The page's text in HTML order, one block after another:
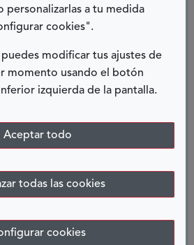
personalizarlas a tu medida
cookies".
modificar tus ajustes de
momento usando el botón
izquierda de la pantalla.
Aceptar todo
todas las cookies
cookies
fuera a peor. Casualidades de
es hoy mi marido, con el que
y colaboro con la asociación
la que ayudo a personas en mi
tenido la mala suerte de
la vida continúa.
Fabiola Moro, presidenta de
ASPAYM Baleares